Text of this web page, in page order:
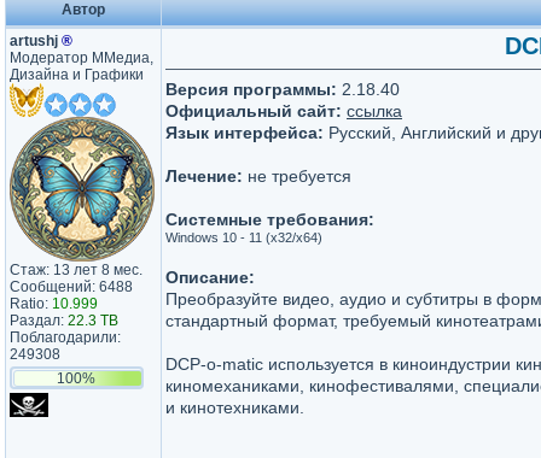
Автор
artushj ®
Модератор ММедиа,
Дизайна и Графики
Стаж: 13 лет 8 мес.
Сообщений: 6488
Ratio: 10.999
Раздал: 22.3 TB
Поблагодарили:
249308
100%
Версия программы: 2.18.40
Официальный сайт: ссылка
Язык интерфейса: Русский, Английский и
Лечение: не требуется
Системные требования:
Windows 10 - 11 (x32/x64)
Описание:
Преобразуйте видео, аудио и субтитры в
стандартный формат, требуемый
DCP-o-matic используется в киноиндустрии
киномеханиками, кинофестивалями,
и кинотехниками.